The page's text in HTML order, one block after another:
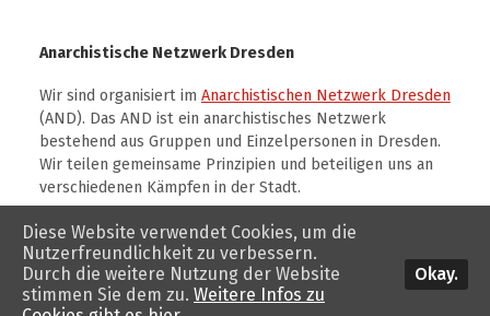
Anarchistische Netzwerk Dresden
Wir sind organisiert im Anarchistischen Netzwerk Dresden
(AND). Das AND ist ein anarchistisches Netzwerk
bestehend aus Gruppen und Einzelpersonen in Dresden.
Wir teilen gemeinsame Prinzipien und beteiligen uns an
verschiedenen Kämpfen in der Stadt.
© 2026tierbefreiung dresden. Theme von
Diese Website verwendet Cookies, um die
Nutzerfreundlichkeit zu verbessern.
Durch die weitere Nutzung der Website
stimmen Sie dem zu. Weitere Infos zu
Okay.